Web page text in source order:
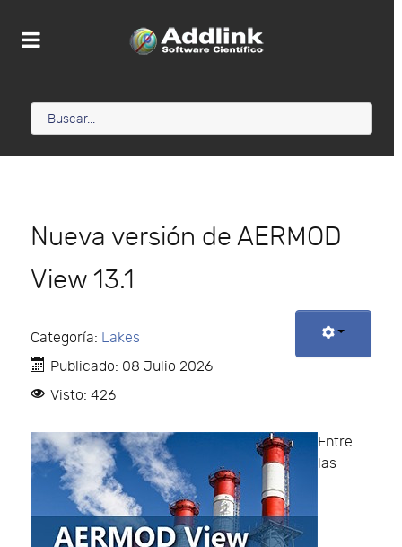
Nueva versión de AERMOD
View 13.1
Categoría: Lakes
Publicado: 08 Julio 2026
Visto: 426
Entre
las